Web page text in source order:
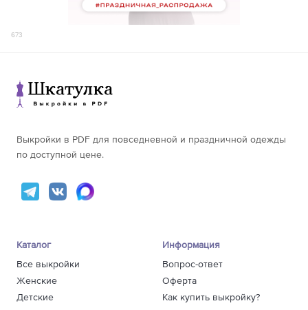
673
Выкройки в PDF для повседневной и праздничной одежды
по доступной цене.
Каталог
Все выкройки
Женские
Детские
Информация
Вопрос-ответ
Оферта
Как купить выкройку?